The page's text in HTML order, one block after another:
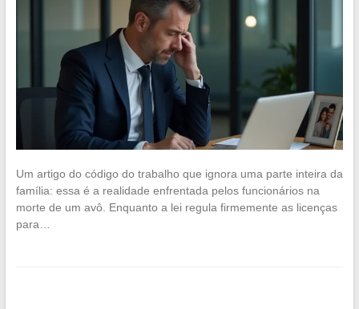
Um artigo do código do trabalho que ignora uma parte inteira da
família: essa é a realidade enfrentada pelos funcionários na
morte de um avô. Enquanto a lei regula firmemente as licenças
para…